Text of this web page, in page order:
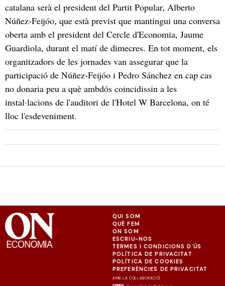
catalana serà el president del Partit Popular, Alberto
Núñez-Feijóo, que està previst que mantingui una conversa
oberta amb el president del Cercle d'Economia, Jaume
Guardiola, durant el matí de dimecres. En tot moment, els
organitzadors de les jornades van assegurar que la
participació de Núñez-Feijóo i Pedro Sánchez en cap cas
no donaria peu a què ambdós coincidissin a les
instal·lacions de l'auditori de l'Hotel W Barcelona, on té
lloc l'esdeveniment.
QUI SOM
QUÈ FEM
ON SOM
ESCRIU-NOS
TERMES I CONDICIONS D'ÚS
POLÍTICA DE PRIVACITAT
POLÍTICA DE COOKIES
PREFERÈNCIES DE PRIVACITAT
AMB LA COL·LABORACIÓ: